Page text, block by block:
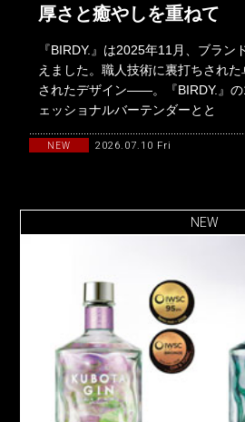
厚さと癒やしを重ねて
『BIRDY.』は2025年11月、ブラン
えました。職人技術に裏打ちされ
されたデザイン――。『BIRDY.』の
ェッショナルバーテンダーとと
NEW 2026.07.10 Fri
NEW